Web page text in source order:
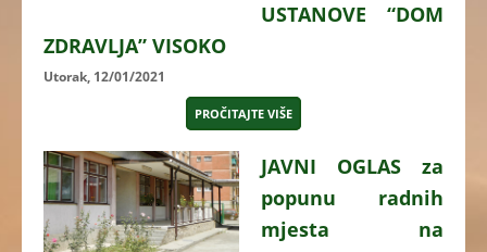
USTANOVE “DOM
ZDRAVLJA” VISOKO
Utorak, 12/01/2021
PROČITAJTE VIŠE
JAVNI OGLAS za
popunu radnih
mjesta na